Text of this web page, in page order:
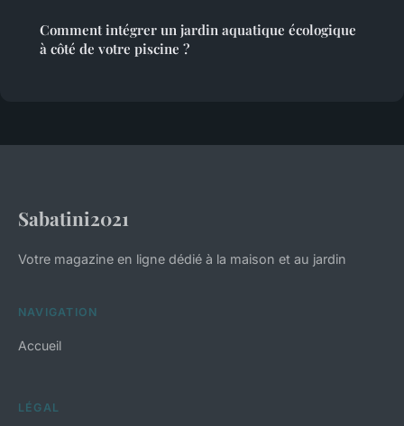
Comment intégrer un jardin aquatique écologique
à côté de votre piscine ?
Sabatini2021
Votre magazine en ligne dédié à la maison et au jardin
NAVIGATION
Accueil
LÉGAL